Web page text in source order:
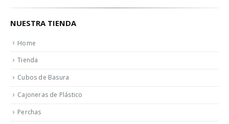
NUESTRA TIENDA
Home
Tienda
Cubos de Basura
Cajoneras de Plástico
Perchas